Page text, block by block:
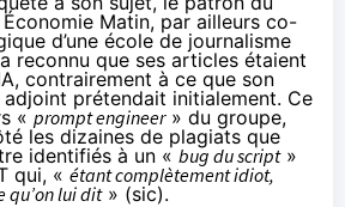
Matin, par ailleurs co-
d’une école de journalisme
reconnu que ses articles étaient
contrairement à ce que son
prétendait initialement. Ce
«prompt engineer» du groupe,
les dizaines de plagiats que
identifiés à un « bug du script»
qui, « étant complètement idiot,
qu’on lui dit» (sic).